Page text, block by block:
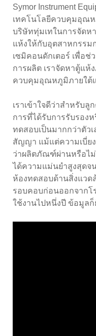
Symor Instrument
เทคโนโลยีควบคุมอุณ
บริษัททุ่มเทในการจัดห
แห้งให้กับอุตสาหกรรม
เซมิคอนดักเตอร์ เพื่อช่
การผลิต เราจัดหาตู้แห้
ควบคุมอุณหภูมิภายใต้แ
เราเข้าใจดีว่าสำหรับลู
การที่ได้รับการรับรอง
ทดสอบเป็นมากกว่าตัว
สัญญา แม้แต่ความเบี่ยง
ว่าผลิตภัณฑ์ผ่านหรือไม่
ได้ความแม่นยำสูงสุดจ
ห้องทดสอบด้านสิ่งแวด
รอบคอบก่อนออกจากโ
ใช้งานไปหนึ่งปี ข้อมูล